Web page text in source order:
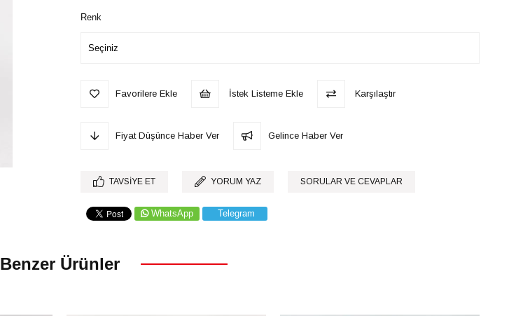
Renk
Favorilere Ekle İstek Listeme Ekle Karşılaştır
Fiyat Düşünce Haber Ver Gelince Haber Ver
TAVSIYE ET YORUM YAZ SORULAR VE CEVAPLAR
WhatsApp Telegram
Benzer Ürünler